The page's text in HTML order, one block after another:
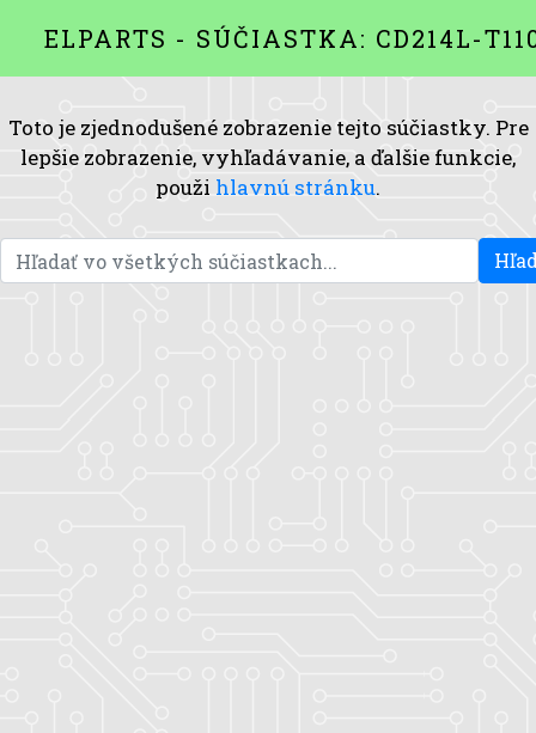
ELPARTS - SÚČIASTKA: CD214L-
Toto je zjednodušené zobrazenie tejto súčiastky. Pre
lepšie zobrazenie, vyhľadávanie, a ďalšie funkcie,
použi hlavnú stránku.